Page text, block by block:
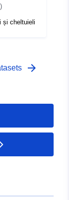
și cheltuieli
arrow_forward